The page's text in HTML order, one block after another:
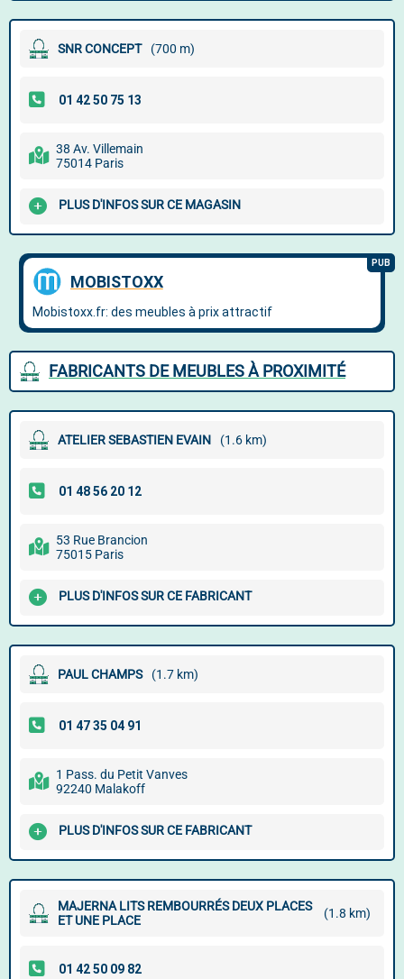
SNR CONCEPT (700 m)
38 Av. Villemain
75014 Paris
PLUS D'INFOS SUR CE MAGASIN
FABRICANTS DE MEUBLES À PROXIMITÉ
ATELIER SEBASTIEN EVAIN (1.6 km)
53 Rue Brancion
75015 Paris
PLUS D'INFOS SUR CE FABRICANT
PAUL CHAMPS (1.7 km)
1 Pass. du Petit Vanves
92240 Malakoff
PLUS D'INFOS SUR CE FABRICANT
MAJERNA LITS REMBOURRÉS DEUX PLACES
ET UNE PLACE
(1.8 km)